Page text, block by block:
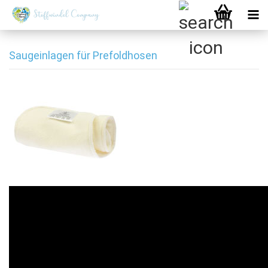
Saugeinlagen für Prefoldhosen